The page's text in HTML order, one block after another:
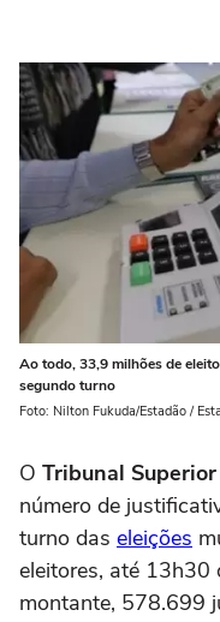
Ao todo, 33,9 milhões de
segundo turno
Foto: Nilton Fukuda/Estadão /
O Tribunal
número de
turno das eleições
eleitores, até 13h30
montante, 578.699